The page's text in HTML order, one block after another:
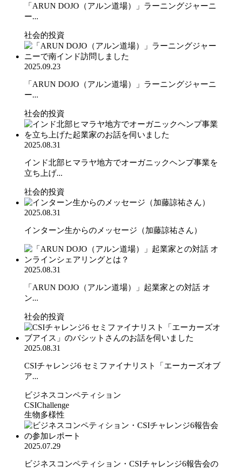
「ARUN DOJO（アルン道場）」ラーニングジャーニ
ー...
社会的投資
2025.09.23
「ARUN DOJO（アルン道場）」ラーニングジャーニ
ー...
社会的投資
2025.08.31
インド北部ヒマラヤ地方でオーガニックヘンプ事業を
立ち上げ...
社会的投資
2025.08.31
インターン生からのメッセージ（加藤諒祐さん）
2025.08.31
「ARUN DOJO（アルン道場）」起業家との対話 オ
ン...
社会的投資
2025.08.31
CSIチャレンジ6 セミファイナリスト「エーカーズオブ
ア...
ビジネスコンペティション
CSIChallenge
生物多様性
2025.07.29
ビジネスコンペティション・CSIチャレンジ6報告会の